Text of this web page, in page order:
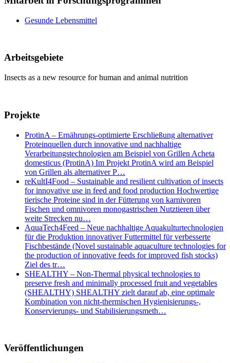
Gesunde Lebensmittel
Arbeitsgebiete
Insects as a new resource for human and animal nutrition
Projekte
ProtinA – Ernährungs-optimierte Erschließung alternativer
Proteinquellen durch innovative und nachhaltige
Verarbeitungstechnologien am Beispiel von Grillen Acheta
domesticus (ProtinA) Im Projekt ProtinA wird am Beispiel
von Grillen als alternativer P…
reKultI4Food – Sustainable and resilient cultivation of insects
for innovative use in feed and food production Hochwertige
tierische Proteine sind in der Fütterung von karnivoren
Fischen und omnivoren monogastrischen Nutztieren über
weite Strecken nu…
AquaTech4Feed – Neue nachhaltige Aquakulturtechnologien
für die Produktion innovativer Futtermittel für verbesserte
Fischbestände (Novel sustainable aquaculture technologies for
the production of innovative feeds for improved fish stocks)
Ziel des tr…
SHEALTHY – Non-Thermal physical technologies to
preserve fresh and minimally processed fruit and vegetables
(SHEALTHY) SHEALTHY zielt darauf ab, eine optimale
Kombination von nicht-thermischen Hygienisierungs-,
Konservierungs- und Stabilisierungsmeth…
Veröffentlichungen